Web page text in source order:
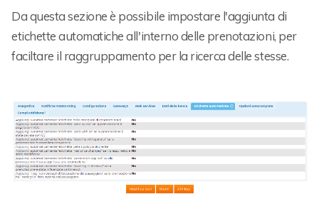
Da questa sezione è possibile impostare l'aggiunta di
etichette automatiche all'interno delle prenotazioni, per
faciltare il raggruppamento per la ricerca delle stesse.